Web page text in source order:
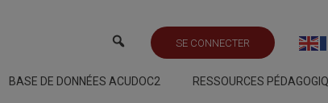
SE CONNECTER
BASE DE DONNÉES ACUDOC2
RESSOURCES